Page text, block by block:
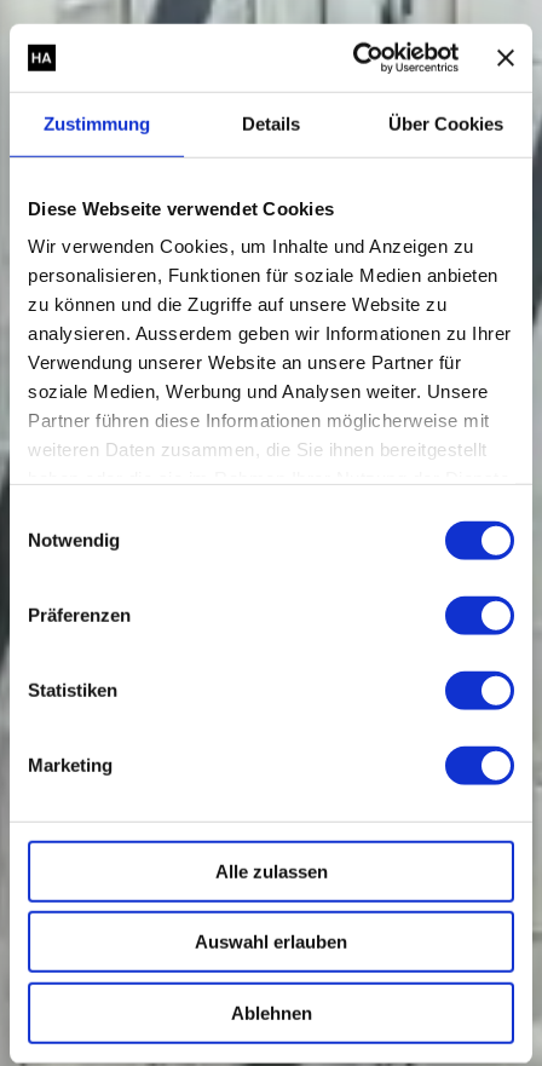
Zustimmung Details Über Cookies
Diese Webseite verwendet Cookies
Wir verwenden Cookies, um Inhalte und Anzeigen zu
personalisieren, Funktionen für soziale Medien anbieten
zu können und die Zugriffe auf unsere Website zu
analysieren. Ausserdem geben wir Informationen zu Ihrer
Verwendung unserer Website an unsere Partner für
soziale Medien, Werbung und Analysen weiter. Unsere
Partner führen diese Informationen möglicherweise mit
weiteren Daten zusammen, die Sie ihnen bereitgestellt
Notwendig
Präferenzen
Statistiken
Marketing
Alle zulassen
Auswahl erlauben
Ablehnen